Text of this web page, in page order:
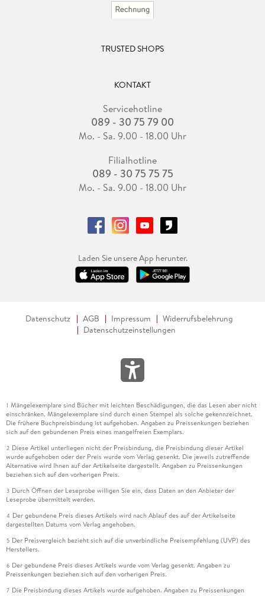
TRUSTED SHOPS
KONTAKT
Servicehotline
089 - 30 75 79 00
Mo. - Sa. 9.00 - 18.00 Uhr
Filialhotline
089 - 30 75 75 75
Mo. - Sa. 9.00 - 18.00 Uhr
Laden Sie unsere App herunter.
Datenschutz AGB Impressum
Widerrufsbelehrung
Datenschutzeinstellungen
1 Mängelexemplare sind Bücher mit leichten Beschädigungen, die das Lesen aber nicht
einschränken. Mängelexemplare sind durch einen Stempel als solche gekennzeichnet.
Die frühere Buchpreisbindung ist aufgehoben. Angaben zu Preissenkungen beziehen
sich auf den gebundenen Preis eines mangelfreien Exemplars.
2 Diese Artikel unterliegen nicht der Preisbindung, die Preisbindung dieser Artikel
wurde aufgehoben oder der Preis wurde vom Verlag gesenkt. Die jeweils zutreffende
Alternative wird Ihnen auf der Artikelseite dargestellt. Angaben zu Preissenkungen
beziehen sich auf den vorherigen Preis.
3 Durch Öffnen der Leseprobe willigen Sie ein, dass Daten an den Anbieter der
Leseprobe übermittelt werden.
4 Der gebundene Preis dieses Artikels wird nach Ablauf des auf der Artikelseite
dargestellten Datums vom Verlag angehoben.
5 Der Preisvergleich bezieht sich auf die unverbindliche Preisempfehlung (UVP) des
Herstellers.
6 Der gebundene Preis dieses Artikels wurde vom Verlag gesenkt. Angaben zu
Preissenkungen beziehen sich auf den vorherigen Preis.
7 Die Preisbindung dieses Artikels wurde aufgehoben. Angaben zu Preissenkungen